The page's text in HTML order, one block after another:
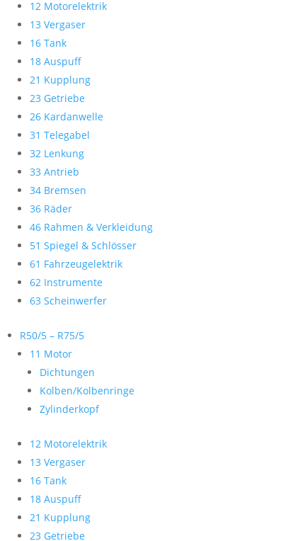
12 Motorelektrik
13 Vergaser
16 Tank
18 Auspuff
21 Kupplung
23 Getriebe
26 Kardanwelle
31 Telegabel
32 Lenkung
33 Antrieb
34 Bremsen
36 Räder
46 Rahmen & Verkleidung
51 Spiegel & Schlösser
61 Fahrzeugelektrik
62 Instrumente
63 Scheinwerfer
R50/5 – R75/5
11 Motor
Dichtungen
Kolben/Kolbenringe
Zylinderkopf
12 Motorelektrik
13 Vergaser
16 Tank
18 Auspuff
21 Kupplung
23 Getriebe